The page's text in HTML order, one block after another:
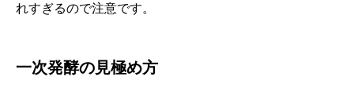
れすぎるので注意です。
一次発酵の見極め方